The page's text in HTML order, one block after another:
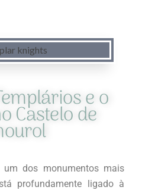
e o
Castelo de
um dos monumentos mais
profundamente ligado à